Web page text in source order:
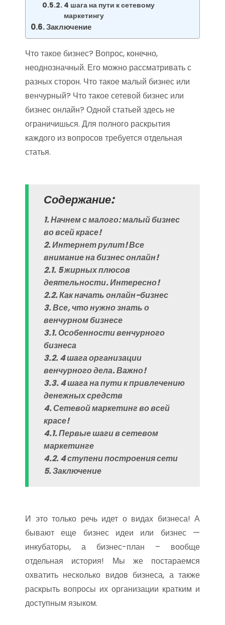
4 шага на пути к сетевому
маркетингу
Заключение
Что такое бизнес? Вопрос, конечно,
неоднозначный. Его можно рассматривать с
разных сторон. Что такое малый бизнес или
венчурный? Что такое сетевой бизнес или
бизнес онлайн? Одной статьей здесь не
ограничишься. Для полного раскрытия
каждого из вопросов требуется отдельная
статья.
Содержание:
1. Начнем с малого: малый бизнес
во всей красе!
2. Интернет рулит! Все
внимание на бизнес онлайн!
2.1. 5 жирных плюсов
деятельности. Интересно!
2.2. Как начать онлайн-бизнес
3. Все, что нужно знать о
венчурном бизнесе
3.1. Особенности венчурного
бизнеса
3.2. 4 шага организации
венчурного дела. Важно!
3.3. 4 шага на пути к привлечению
денежных средств
4. Сетевой маркетинг во всей
красе!
4.1. Первые шаги в сетевом
маркетинге
4.2. 4 ступени построения сети
5. Заключение
И это только речь идет о видах бизнеса! А
бывают еще бизнес идеи или бизнес —
инкубаторы, а бизнес-план – вообще
отдельная история! Мы же постараемся
охватить несколько видов бизнеса, а также
раскрыть вопросы их организации кратким и
доступным языком.